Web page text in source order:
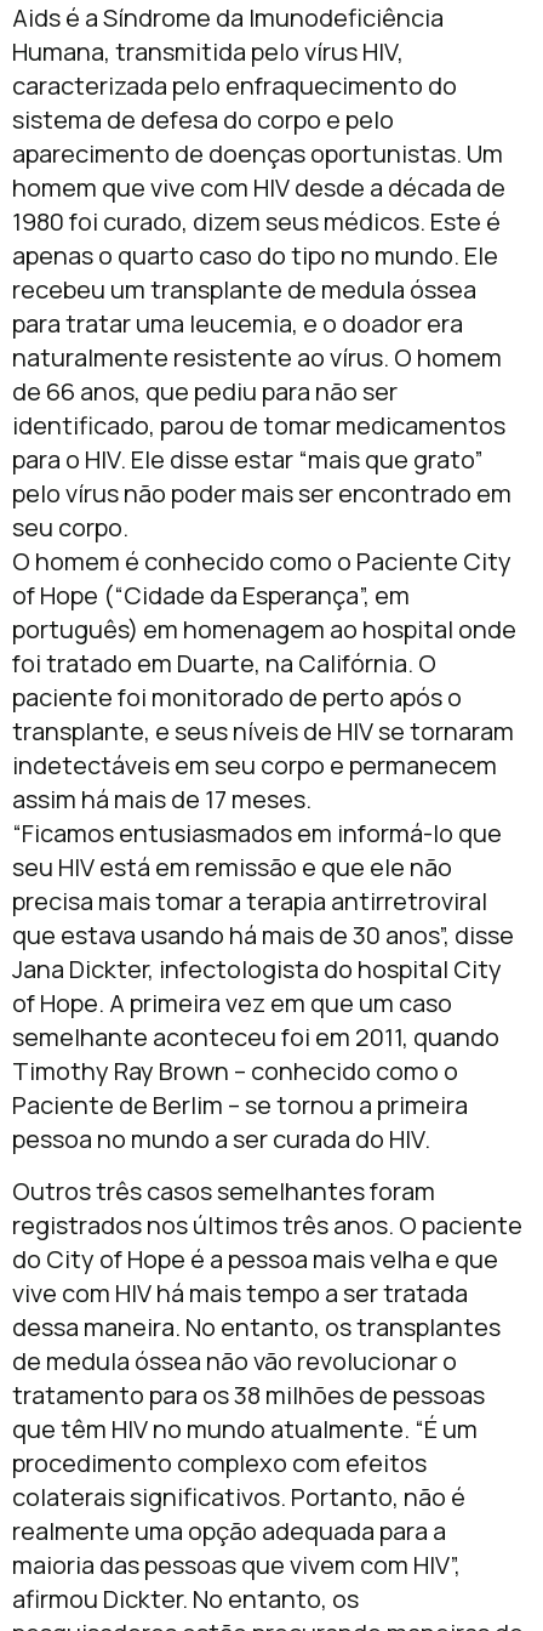
Aids é a Síndrome da Imunodeficiência
Humana, transmitida pelo vírus HIV,
caracterizada pelo enfraquecimento do
sistema de defesa do corpo e pelo
aparecimento de doenças oportunistas. Um
homem que vive com HIV desde a década de
1980 foi curado, dizem seus médicos. Este é
apenas o quarto caso do tipo no mundo. Ele
recebeu um transplante de medula óssea
para tratar uma leucemia, e o doador era
naturalmente resistente ao vírus. O homem
de 66 anos, que pediu para não ser
identificado, parou de tomar medicamentos
para o HIV. Ele disse estar “mais que grato”
pelo vírus não poder mais ser encontrado em
seu corpo.
O homem é conhecido como o Paciente City
of Hope (“Cidade da Esperança”, em
português) em homenagem ao hospital onde
foi tratado em Duarte, na Califórnia. O
paciente foi monitorado de perto após o
transplante, e seus níveis de HIV se tornaram
indetectáveis ​​em seu corpo e permanecem
assim há mais de 17 meses.
“Ficamos entusiasmados em informá-lo que
seu HIV está em remissão e que ele não
precisa mais tomar a terapia antirretroviral
que estava usando há mais de 30 anos”, disse
Jana Dickter, infectologista do hospital City
of Hope. A primeira vez em que um caso
semelhante aconteceu foi em 2011, quando
Timothy Ray Brown – conhecido como o
Paciente de Berlim – se tornou a primeira
pessoa no mundo a ser curada do HIV.
Outros três casos semelhantes foram
registrados nos últimos três anos. O paciente
do City of Hope é a pessoa mais velha e que
vive com HIV há mais tempo a ser tratada
dessa maneira. No entanto, os transplantes
de medula óssea não vão revolucionar o
tratamento para os 38 milhões de pessoas
que têm HIV no mundo atualmente. “É um
procedimento complexo com efeitos
colaterais significativos. Portanto, não é
realmente uma opção adequada para a
maioria das pessoas que vivem com HIV”,
afirmou Dickter. No entanto, os